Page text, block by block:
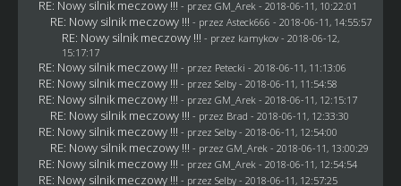
RE: Nowy silnik meczowy !!! - przez GM_Arek - 2018-06-11, 10:22:01
RE: Nowy silnik meczowy !!! - przez Asteck666 - 2018-06-11, 14:55:57
RE: Nowy silnik meczowy !!! - przez kamykov- 2018-06-12,
15:17:17
RE: Nowy silnik meczowy !!! - przez Petecki - 2018-06-11, 11:13:06
RE: Nowy silnik meczowy !!! - przez Selby- 2018-06-11, 11:54:58
RE: Nowy silnik meczowy !!! - przez GM_Arek - 2018-06-11, 12:15:17
RE: Nowy silnik meczowy !!! - przez Brad - 2018-06-11, 12:33:30
RE: Nowy silnik meczowy !!! - przez Selby- 2018-06-11, 12:54:00
RE: Nowy silnik meczowy !!! - przez GM_Arek - 2018-06-11, 13:00:29
RE: Nowy silnik meczowy !!! - przez GM_Arek - 2018-06-11, 12:54:54
RE: Nowy silnik meczowy !!! - przez Selby- 2018-06-11, 12:57:25